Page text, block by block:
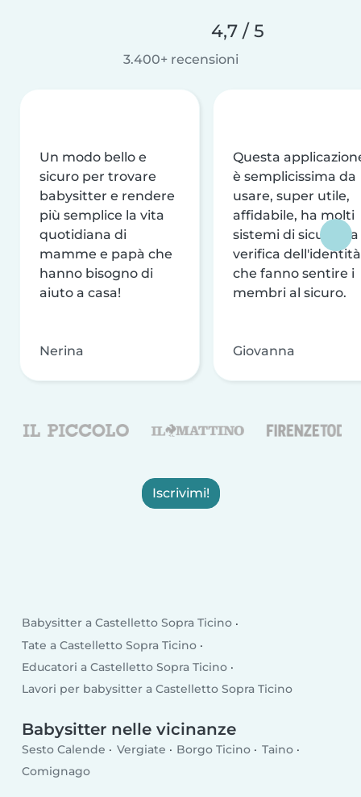
4,7 / 5
3.400+ recensioni
Un modo bello e
sicuro per trovare
babysitter e rendere
più semplice la vita
quotidiana di
mamme e papà che
hanno bisogno di
aiuto a casa!
Nerina
Questa
è semplicissima da
usare, super utile,
affidabile, ha molti
sistemi di sicurezza
verifica dell'identità
che fanno sentire i
membri al sicuro.
Giovanna
Iscrivimi!
Babysitter a Castelletto Sopra Ticino
Tate a Castelletto Sopra Ticino
Educatori a Castelletto Sopra Ticino
Lavori per babysitter a Castelletto Sopra Ticino
Babysitter nelle vicinanze
Sesto Calende Vergiate Borgo Ticino
Taino
Comignago